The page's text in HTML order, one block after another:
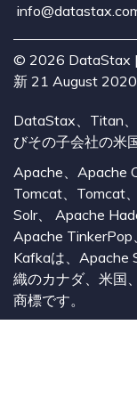
© 2026 DataStax |
新 21 August 2020
DataStax、Titan
びその子会社の米
Apache、Apache
Tomcat、Tomcat
Solr、 Apache
Apache
Kafkaは、Apache
織のカナダ、米国
商標です。